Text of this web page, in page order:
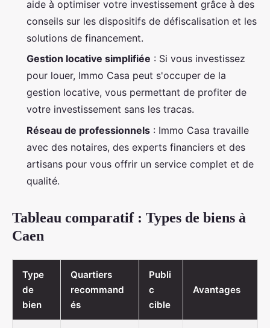
aide à optimiser votre investissement grâce à des
conseils sur les dispositifs de défiscalisation et les
solutions de financement.
Gestion locative simplifiée : Si vous investissez
pour louer, Immo Casa peut s'occuper de la
gestion locative, vous permettant de profiter de
votre investissement sans les tracas.
Réseau de professionnels : Immo Casa travaille
avec des notaires, des experts financiers et des
artisans pour vous offrir un service complet et de
qualité.
Tableau comparatif : Types de biens à
Caen
Type
de
bien
Quartiers
recommand
és
Publi
c
cible
Avantages